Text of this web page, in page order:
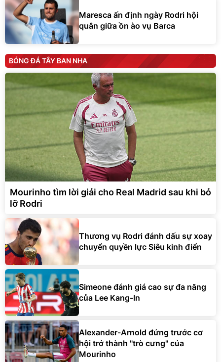
Maresca ấn định ngày Rodri hội
quân giữa ồn ào vụ Barca
BÓNG ĐÁ TÂY BAN NHA
Mourinho tìm lời giải cho Real Madrid sau khi bỏ
lỡ Rodri
Thương vụ Rodri đánh dấu sự xoay
chuyển quyền lực Siêu kinh điển
Simeone đánh giá cao sự đa năng
của Lee Kang-In
Alexander-Arnold đứng trước cơ
hội trở thành ''trò cưng'' của
Mourinho